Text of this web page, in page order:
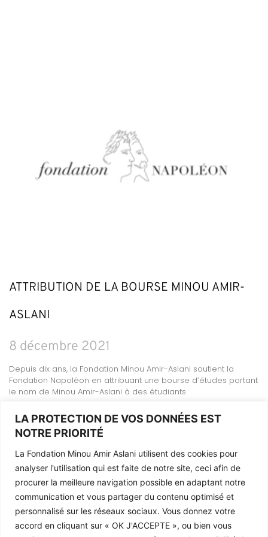
LA PROTECTION DE VOS DONNÉES EST
NOTRE PRIORITÉ
La Fondation Minou Amir Aslani utilisent des cookies pour
analyser l'utilisation qui est faite de notre site, ceci afin de
procurer la meilleure navigation possible en adaptant notre
communication et vous partager du contenu optimisé et
personnalisé sur les réseaux sociaux. Vous donnez votre
accord en cliquant sur « OK J'ACCEPTE », ou bien vous
ATTRIBUTION DE LA BOURSE MINOU AMIR-
ASLANI
8 décembre 2021
Depuis dix ans, la Fondation Minou Amir-Aslani soutient la
Fondation Napoléon en attribuant une bourse d’études portant
le nom de Minou Amir-Aslani à des étudiants
Mentions légales
La Fondation
Contact